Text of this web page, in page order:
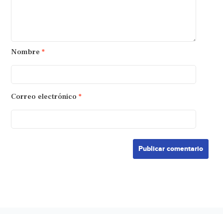
Nombre *
Correo electrónico *